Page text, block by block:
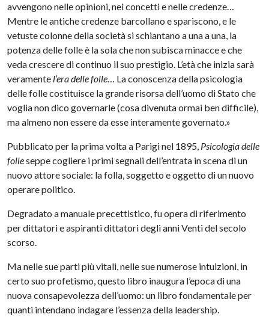
avvengono nelle opinioni, nei concetti e nelle credenze…
Mentre le antiche credenze barcollano e spariscono, e le
vetuste colonne della società si schiantano a una a una, la
potenza delle folle è la sola che non subisca minacce e che
veda crescere di continuo il suo prestigio. L’età che inizia sarà
veramente l’era delle folle… La conoscenza della psicologia
delle folle costituisce la grande risorsa dell’uomo di Stato che
voglia non dico governarle (cosa divenuta ormai ben difficile),
ma almeno non essere da esse interamente governato.»
Pubblicato per la prima volta a Parigi nel 1895, Psicologia delle
folleseppe cogliere i primi segnali dell’entrata in scena di un
nuovo attore sociale: la folla, soggetto e oggetto di un nuovo
operare politico.
Degradato a manuale precettistico, fu opera di riferimento
per dittatori e aspiranti dittatori degli anni Venti del secolo
scorso.
Ma nelle sue parti più vitali, nelle sue numerose intuizioni, in
certo suo profetismo, questo libro inaugura l’epoca di una
nuova consapevolezza dell’uomo: un libro fondamentale per
quanti intendano indagare l’essenza della leadership.